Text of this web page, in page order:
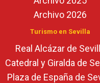
Archivo 2026
Turismo en Sevilla
Real Alcázar de
Catedral y Giralda de
Plaza de España de